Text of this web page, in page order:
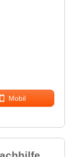
Mobil